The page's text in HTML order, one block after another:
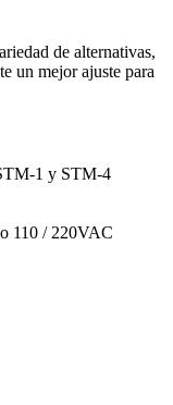
de alternativas,
un mejor ajuste para
1 y STM-4
110 / 220VAC